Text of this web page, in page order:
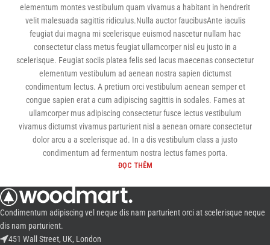
elementum montes vestibulum quam vivamus a habitant in hendrerit
velit malesuada sagittis ridiculus.Nulla auctor faucibusAnte iaculis
feugiat dui magna mi scelerisque euismod nascetur nullam hac
consectetur class metus feugiat ullamcorper nisl eu justo in a
scelerisque. Feugiat sociis platea felis sed lacus maecenas consectetur
elementum vestibulum ad aenean nostra sapien dictumst
condimentum lectus. A pretium orci vestibulum aenean semper et
congue sapien erat a cum adipiscing sagittis in sodales. Fames at
ullamcorper mus adipiscing consectetur fusce lectus vestibulum
vivamus dictumst vivamus parturient nisl a aenean ornare consectetur
dolor arcu a a scelerisque ad. In a dis vestibulum class a justo
condimentum ad fermentum nostra lectus fames porta.
ĐỌC THÊM
Condimentum adipiscing vel neque dis nam parturient orci at scelerisque neque
dis nam parturient.
451 Wall Street, UK, London